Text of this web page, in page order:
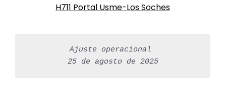
H711 Portal Usme-Los Soches
Ajuste operacional
25 de agosto de 2025